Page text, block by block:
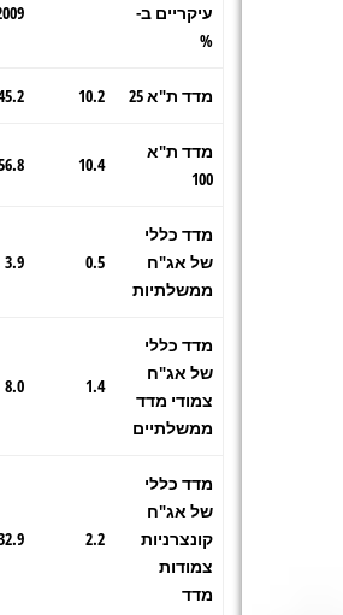
עיקריים ב-
%
מדד ת"א 25 10.2
מדד ת"א
100
10.4
מדד כללי
של אג"ח
ממשלתיות
0.5
3.9
מדד כללי
של אג"ח
צמודי מדד
ממשלתיים
1.4
8.0
מדד כללי
של אג"ח
קונצרניות
צמודות
מדד
2.2